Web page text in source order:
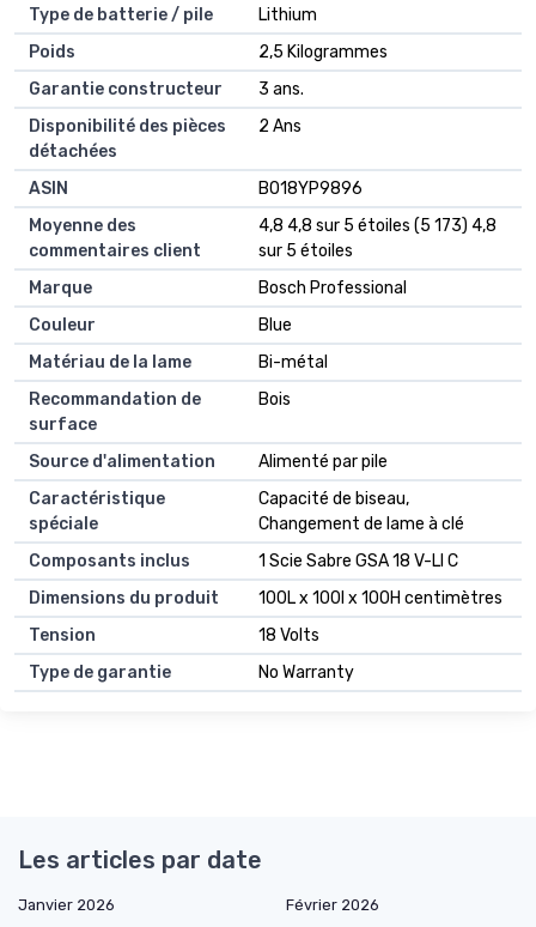
Type de batterie / pile
‎Lithium
Poids
‎2,5 Kilogrammes
Garantie constructeur
‎3 ans.
Disponibilité des pièces
détachées
‎2 Ans
ASIN
B018YP9896
Moyenne des
commentaires client
4,8 4,8 sur 5 étoiles (5 173) 4,8
sur 5 étoiles
Marque
Bosch Professional
Couleur
Blue
Matériau de la lame
Bi-métal
Recommandation de
surface
Bois
Source d'alimentation
Alimenté par pile
Caractéristique
spéciale
Capacité de biseau,
Changement de lame à clé
Composants inclus
1 Scie Sabre GSA 18 V-LI C
Dimensions du produit
100L x 100l x 100H centimètres
Tension
18 Volts
Type de garantie
No Warranty
Les articles par date
Janvier 2026
Février 2026